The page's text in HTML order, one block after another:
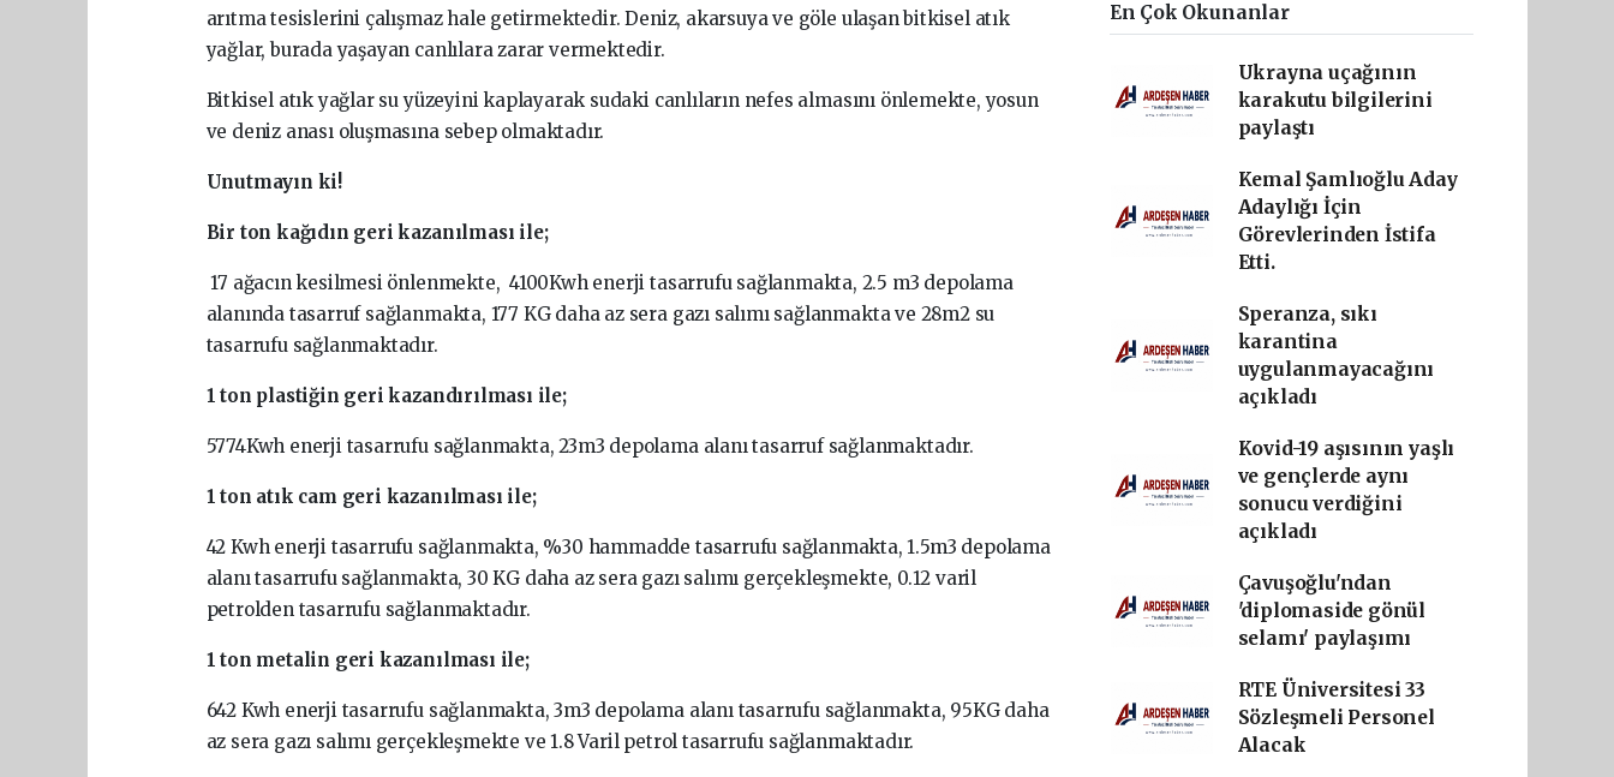
arıtma tesislerini çalışmaz hale getirmektedir. Deniz, akarsuya ve göle ulaşan bitkisel atık
yağlar, burada yaşayan canlılara zarar vermektedir.
Bitkisel atık yağlar su yüzeyini kaplayarak sudaki canlıların nefes almasını önlemekte, yosun
ve deniz anası oluşmasına sebep olmaktadır.
Unutmayın ki!
Bir ton kağıdın geri kazanılması ile;
17 ağacın kesilmesi önlenmekte, 4100Kwh enerji tasarrufu sağlanmakta, 2.5 m3 depolama
alanında tasarruf sağlanmakta, 177 KG daha az sera gazı salımı sağlanmakta ve 28m2 su
tasarrufu sağlanmaktadır.
1 ton plastiğin geri kazandırılması ile;
5774Kwh enerji tasarrufu sağlanmakta, 23m3 depolama alanı tasarruf sağlanmaktadır.
1 ton atık cam geri kazanılması ile;
42 Kwh enerji tasarrufu sağlanmakta, %30 hammadde tasarrufu sağlanmakta, 1.5m3 depolama
alanı tasarrufu sağlanmakta, 30 KG daha az sera gazı salımı gerçekleşmekte, 0.12 varil
petrolden tasarrufu sağlanmaktadır.
1 ton metalin geri kazanılması ile;
642 Kwh enerji tasarrufu sağlanmakta, 3m3 depolama alanı tasarrufu sağlanmakta, 95KG daha
az sera gazı salımı gerçekleşmekte ve 1.8 Varil petrol tasarrufu sağlanmaktadır.
En Çok Okunanlar
Ukrayna uçağının
karakutu bilgilerini
paylaştı
Kemal Şamlıoğlu Aday
Adaylığı İçin
Görevlerinden İstifa
Etti.
Speranza, sıkı
karantina
uygulanmayacağını
açıkladı
Kovid-19 aşısının yaşlı
ve gençlerde aynı
sonucu verdiğini
açıkladı
Çavuşoğlu'ndan
'diplomaside gönül
selamı' paylaşımı
RTE Üniversitesi 33
Sözleşmeli Personel
Alacak